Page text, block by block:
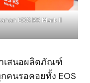
EOS R5 Mark II
เสนอผลิตภัณฑ์
คนรอคอยทั้ง EOS